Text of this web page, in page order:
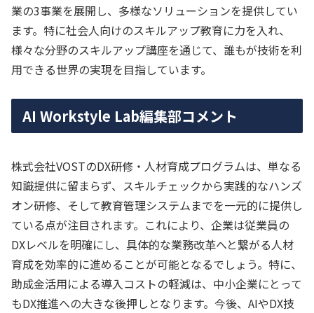
業の3事業を展開し、多様なソリューションを提供してい
ます。特に社会人向けのスキルアップ教育に力を入れ、
様々な分野のスキルアップ講座を通じて、誰もが技術を利
用できる世界の実現を目指しています。
AI Workstyle Lab編集部コメント
株式会社VOSTのDX研修・人材育成プログラムは、単なる
知識提供に留まらず、スキルチェックから実践的なハンズ
オン研修、そして教育管理システムまでを一元的に提供し
ている点が注目されます。これにより、企業は従業員の
DXレベルを明確にし、具体的な業務改革へと繋がる人材
育成を効率的に進めることが可能となるでしょう。特に、
助成金活用による導入コストの軽減は、中小企業にとって
もDX推進への大きな後押しとなります。今後、AIやDX技